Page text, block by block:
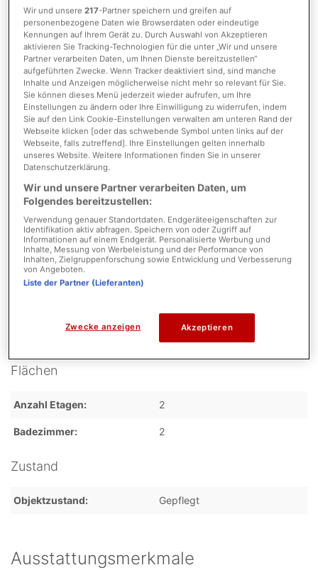
Provisionspflichtig ja
Provision 3,57% inkl. MwSt.
Hinweis zur Provision
Der Maklervertrag mit uns
kommt durch die
Inanspruchnahme unserer
Maklertätigkeit auf der Basis
des Online-Objekt-Exposés
zustande. Die Käufercourtage
in Höhe von 3,57% auf den
Kaufpreis inkl. gesetzlicher
notariellem Vertragsabschluss
Courtage wird
selbstverständlich nur fällig,
wenn Sie das Objekt
tatsächlich kaufen.
Detaillierte Informationen
Flächen
Anzahl Etagen 2
Badezimmer 2
Zustand
Objektzustand Gepflegt
Ausstattungsmerkmale
Wir und unsere217-Partner speichern und greifen auf
personenbezogene Daten wie Browserdaten oder eindeutige
Kennungen auf Ihrem Gerät zu. Durch Auswahl von Akzeptieren
aktivieren Sie Tracking-Technologien für die unter „Wir und unsere
Partner verarbeiten Daten, um Ihnen Dienste bereitzustellen“
aufgeführten Zwecke. Wenn Tracker deaktiviert sind, sind manche
Inhalte und Anzeigen möglicherweise nicht mehr so relevant für Sie.
Sie können dieses Menü jederzeit wieder aufrufen, um Ihre
Einstellungen zu ändern oder Ihre Einwilligung zu widerrufen, indem
Sie auf den Link Cookie-Einstellungen verwalten am unteren Rand der
Webseite klicken [oder das schwebende Symbol unten links auf der
Webseite, falls zutreffend]. Ihre Einstellungen gelten innerhalb
unseres Website. Weitere Informationen finden Sie in unserer
Datenschutzerklärung.
Wir und unsere Partner verarbeiten Daten, um
Folgendes bereitzustellen:
Verwendung genauer Standortdaten. Endgeräteeigenschaften zur
Identifikation aktiv abfragen. Speichern von oder Zugriff auf
Informationen auf einem Endgerät. Personalisierte Werbung und
Inhalte, Messung von Werbeleistung und der Performance von
Inhalten, Zielgruppenforschung sowie Entwicklung und Verbesserung
von Angeboten.
Liste der Partner (Lieferanten)
Zwecke anzeigen Akzeptieren